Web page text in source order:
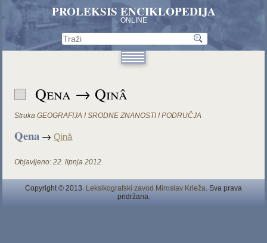
PROLEKSIS ENCIKLOPEDIJA
ONLINE
Qena → Qinâ
Struka GEOGRAFIJA I SRODNE ZNANOSTI I PODRUČJA
Qena →Qinâ
Objavljeno: 22. lipnja 2012.
Copyright © 2013. Leksikografski zavod Miroslav Krleža. Sva prava
pridržana.